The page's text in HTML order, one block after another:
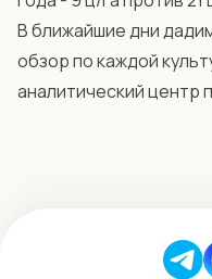
В ближайшие дни
обзор по каждой
аналитический центр